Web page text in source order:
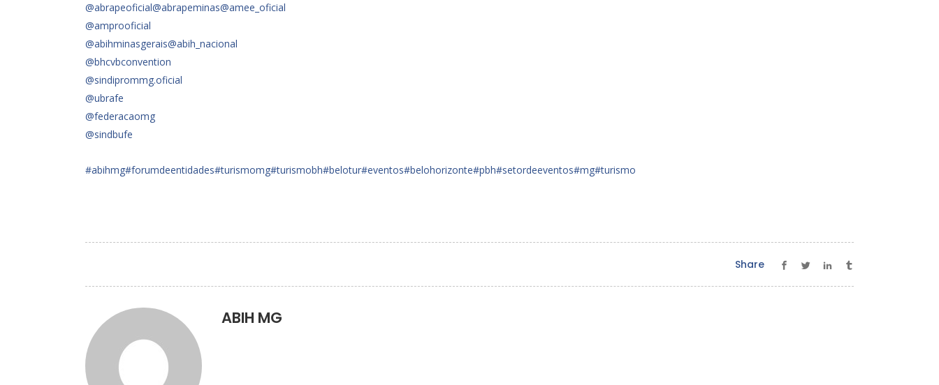
@abrapeoficial@abrapeminas@amee_oficial
@amprooficial
@abihminasgerais@abih_nacional
@bhcvbconvention
@sindiprommg.oficial
@ubrafe
@federacaomg
@sindbufe
#abihmg#forumdeentidades#turismomg#turismobh#belotur#eventos#belohorizonte#pbh#setordeeventos#mg#turismo
Share
ABIH MG